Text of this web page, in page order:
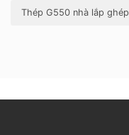
Thép G550 nhà lắp ghép